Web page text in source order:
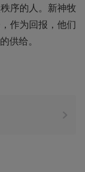
序的人。新神牧
作为回报，他们
供给。